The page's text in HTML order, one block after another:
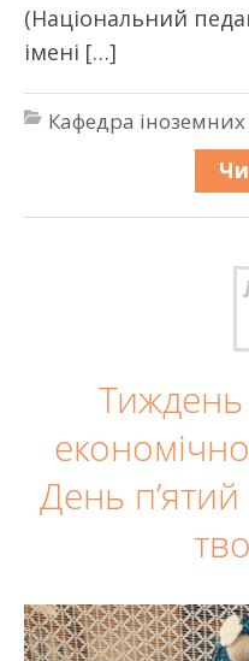
(Національний
імені […]
Кафедра
День